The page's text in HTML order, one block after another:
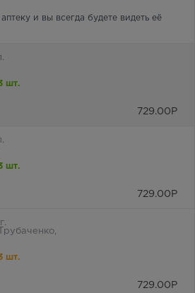
и вы всегда будете видеть её
шт.
729.00 Р
шт.
729.00 Р
шт.
729.00 Р